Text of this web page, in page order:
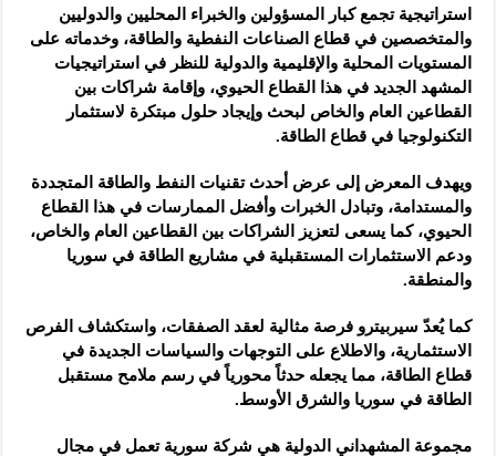
استراتيجية تجمع كبار المسؤولين والخبراء المحليين والدوليين
والمتخصصين في قطاع الصناعات النفطية والطاقة، وخدماته على
المستويات المحلية والإقليمية والدولية للنظر في استراتيجيات
المشهد الجديد في هذا القطاع الحيوي، وإقامة شراكات بين
القطاعين العام والخاص لبحث وإيجاد حلول مبتكرة لاستثمار
التكنولوجيا في قطاع الطاقة.
ويهدف المعرض إلى عرض أحدث تقنيات النفط والطاقة المتجددة
والمستدامة، وتبادل الخبرات وأفضل الممارسات في هذا القطاع
الحيوي، كما يسعى لتعزيز الشراكات بين القطاعين العام والخاص،
ودعم الاستثمارات المستقبلية في مشاريع الطاقة في سوريا
والمنطقة.
كما يُعدّ سيربيترو فرصة مثالية لعقد الصفقات، واستكشاف الفرص
الاستثمارية، والاطلاع على التوجهات والسياسات الجديدة في
قطاع الطاقة، مما يجعله حدثاً محورياً في رسم ملامح مستقبل
الطاقة في سوريا والشرق الأوسط.
مجموعة المشهداني الدولية هي شركة سورية تعمل في مجال